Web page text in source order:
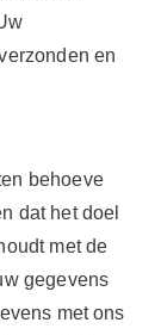
en
behoeve
dat het doel
met de
gegevens
met ons